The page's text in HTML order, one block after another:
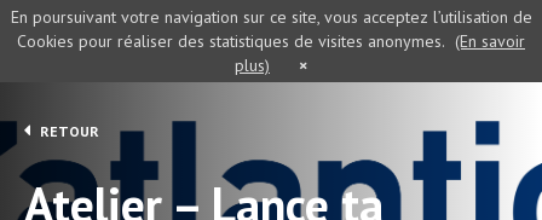
RETOUR
Atelier – Lance ta
En poursuivant votre navigation sur ce site, vous acceptez l’utilisation de
Cookies pour réaliser des statistiques de visites anonymes. (En savoir
plus)
×